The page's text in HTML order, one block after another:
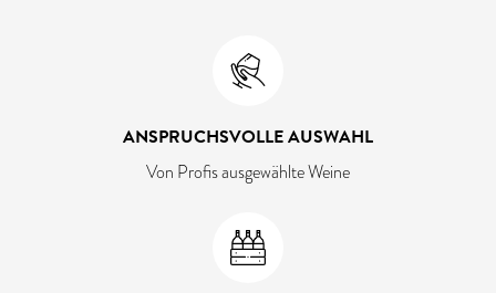
ANSPRUCHSVOLLE AUSWAHL
Von Profis ausgewählte Weine